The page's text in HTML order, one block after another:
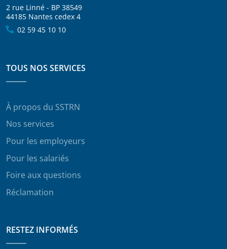
2 rue Linné - BP 38549
44185 Nantes cedex 4
02 59 45 10 10
TOUS NOS SERVICES
À propos du SSTRN
Nos services
Pour les employeurs
Pour les salariés
Foire aux questions
Réclamation
RESTEZ INFORMÉS